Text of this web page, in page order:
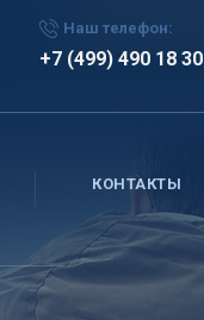
Наш телефон:
+7 (499) 490 18 30
КОНТАКТЫ